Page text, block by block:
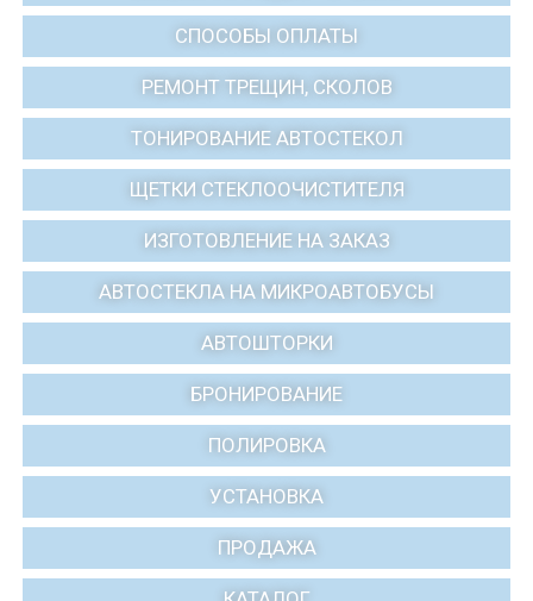
СПОСОБЫ ОПЛАТЫ
РЕМОНТ ТРЕЩИН, СКОЛОВ
ТОНИРОВАНИЕ АВТОСТЕКОЛ
ЩЕТКИ СТЕКЛООЧИСТИТЕЛЯ
ИЗГОТОВЛЕНИЕ НА ЗАКАЗ
АВТОСТЕКЛА НА МИКРОАВТОБУСЫ
АВТОШТОРКИ
БРОНИРОВАНИЕ
ПОЛИРОВКА
УСТАНОВКА
ПРОДАЖА